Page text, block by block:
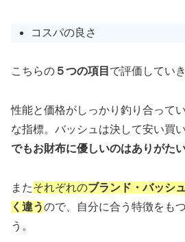
コスパの良さ
こちらの ５つの項目 で評価していき
性能と価格がしっかり釣り合って
な指標。バッシュは決して安い買
でもお財布に優しいのはありがた
またそれぞれのブランド・バッシ
く違うので、自分に合う特徴をも
う。